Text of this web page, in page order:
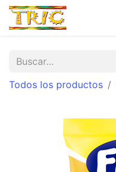
Todos los productos